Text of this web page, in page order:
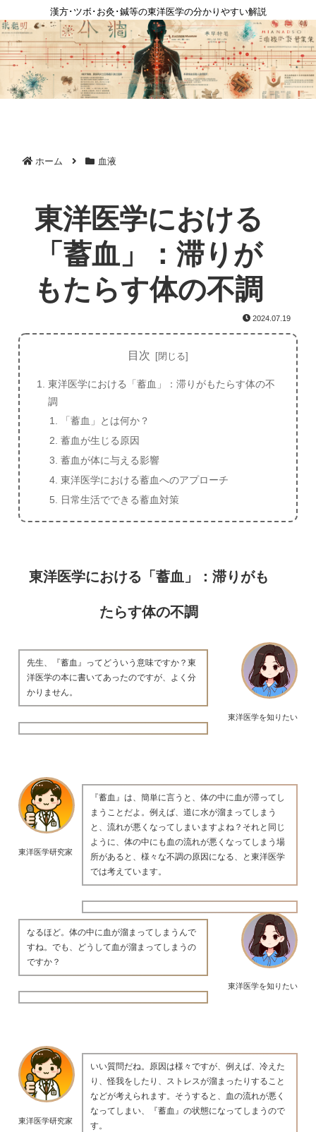
漢方･ツボ･お灸･鍼等の東洋医学の分かりやすい解説
ホーム 血液
東洋医学における
「蓄血」：滞りが
もたらす体の不調
2024.07.19
目次
東洋医学における「蓄血」：滞りがもたらす体の不
調
「蓄血」とは何か？
蓄血が生じる原因
蓄血が体に与える影響
東洋医学における蓄血へのアプローチ
日常生活でできる蓄血対策
東洋医学における「蓄血」：滞りがも
たらす体の不調
東洋医学を知りたい
先生、『蓄血』ってどういう意味ですか？東
洋医学の本に書いてあったのですが、よく分
かりません。
東洋医学研究家
『蓄血』は、簡単に言うと、体の中に血が滞ってし
まうことだよ。例えば、道に水が溜まってしまう
と、流れが悪くなってしまいますよね？それと同じ
ように、体の中にも血の流れが悪くなってしまう場
所があると、様々な不調の原因になる、と東洋医学
では考えています。
東洋医学を知りたい
なるほど。体の中に血が溜まってしまうんで
すね。でも、どうして血が溜まってしまうの
ですか？
東洋医学研究家
いい質問だね。原因は様々ですが、例えば、冷えた
り、怪我をしたり、ストレスが溜まったりすること
などが考えられます。そうすると、血の流れが悪く
なってしまい、『蓄血』の状態になってしまうので
す。